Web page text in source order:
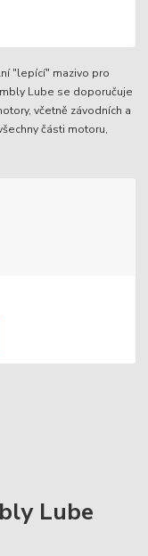
"lepící" mazivo pro
Lube se doporučuje
včetně závodních a
části motoru,
Lube